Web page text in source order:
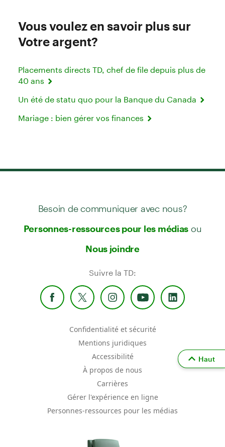
Vous voulez en savoir plus sur
Votre argent?
Placements directs TD, chef de file depuis plus de
40 ans
Un été de statu quo pour la Banque du Canada
Mariage : bien gérer vos finances
Besoin de communiquer avec nous?
Personnes-ressources pour les médias ou
Nous joindre
Suivre la TD:
Confidentialité et sécurité
Mentions juridiques
Accessibilité
À propos de nous
Carrières
Gérer l'expérience en ligne
Personnes-ressources pour les médias
Haut